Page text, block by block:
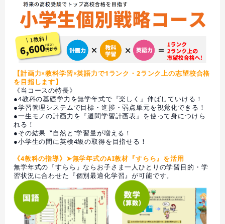
【計画力×教科学習×英語力で1ランク・2ランク上の志望校合格
を目指します】
《当コースの特長》
●4教科の基礎学力を無学年式で『楽しく』伸ばしていける！
●学習管理システムで目標・進捗・弱点単元を視覚化できる！
●一生モノの計画力を『週間学習計画表』を使って身につけら
れる！
●その結果〝自然と”学習量が増える！
●小学生の間に英検4級の取得を目指せる！
《4教科の指導》➤無学年式のAI教材『すらら』を活用
無学年式の『すらら』ならお子さま一人ひとりの学習目的・学
習状況に合わせた『個別最適化学習』が可能です。